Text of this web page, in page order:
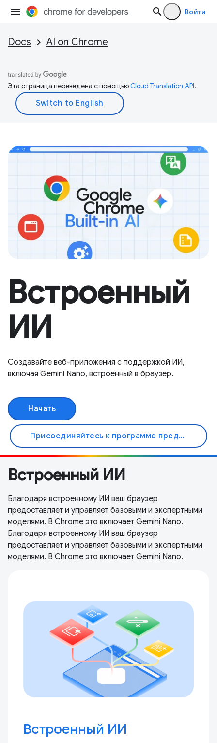
Войти
Docs AI on Chrome
Эта страница переведена с помощьюCloud Translation API.
Встроенный
ИИ
Создавайте веб-приложения с поддержкой ИИ,
включая Gemini Nano, встроенный в браузер.
Начать
Присоединяйтесь к программе предварительного
Встроенный ИИ
Благодаря встроенному ИИ ваш браузер
предоставляет и управляет базовыми и экспертными
моделями. В Chrome это включает Gemini Nano.
Благодаря встроенному ИИ ваш браузер
предоставляет и управляет базовыми и экспертными
моделями. В Chrome это включает Gemini Nano.
Встроенный ИИ